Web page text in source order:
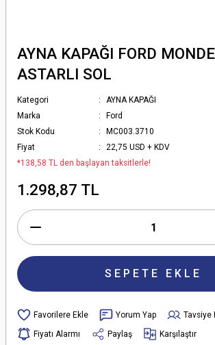
AYNA KAPAĞI FORD
ASTARLI SOL
Kategori
AYNA KAPAĞI
Marka
Ford
Stok Kodu
MC003.3710
Fiyat
22,75 USD + KDV
*138,58 TL den başlayan taksitlerle!
1.298,87 TL
SEPETE EKLE
Yorum Yap
Tavsiye
Fiyatı Alarmı
Paylaş Karşılaştır